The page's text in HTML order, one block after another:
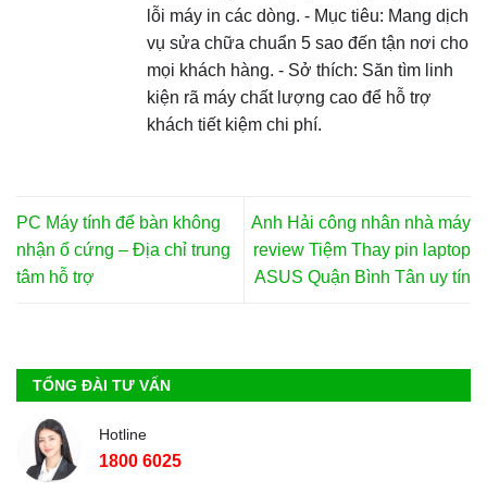
lỗi máy in các dòng. - Mục tiêu: Mang dịch
vụ sửa chữa chuẩn 5 sao đến tận nơi cho
mọi khách hàng. - Sở thích: Săn tìm linh
kiện rã máy chất lượng cao để hỗ trợ
khách tiết kiệm chi phí.
PC Máy tính để bàn không
nhận ổ cứng – Địa chỉ trung
tâm hỗ trợ
Anh Hải công nhân nhà máy
review Tiệm Thay pin laptop
ASUS Quận Bình Tân uy tín
TỔNG ĐÀI TƯ VẤN
Hotline
1800 6025